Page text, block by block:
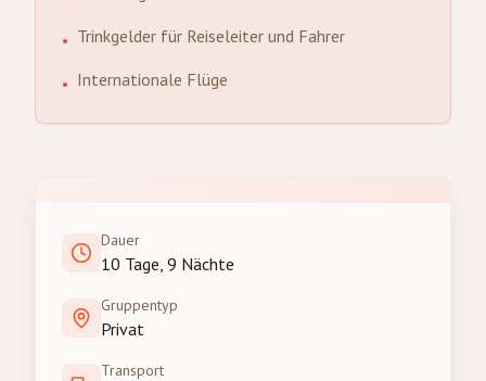
• Trinkgelder für Reiseleiter und Fahrer
• Internationale Flüge
Dauer
10 Tage, 9 Nächte
Gruppentyp
Privat
Transport